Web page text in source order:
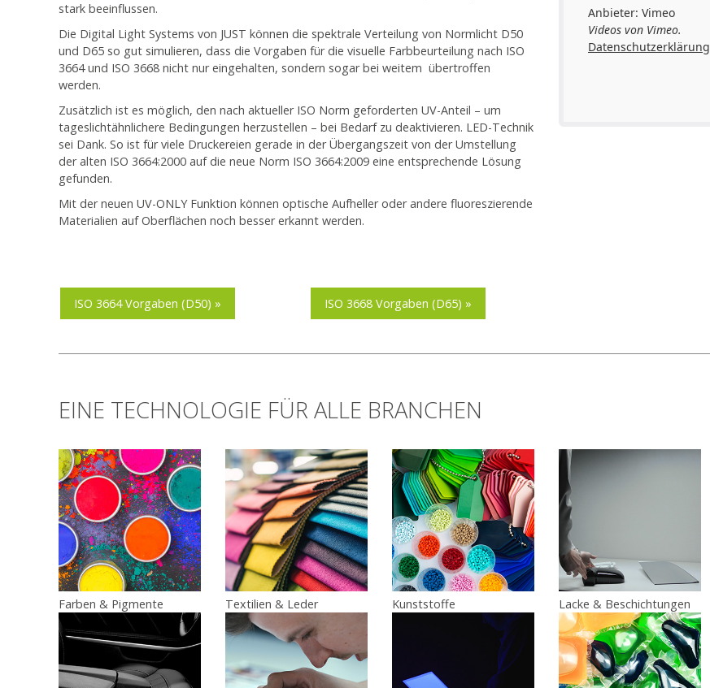
stark beeinflussen.
Die Digital Light Systems von JUST können die spektrale Verteilung von Normlicht D50
und D65 so gut simulieren, dass die Vorgaben für die visuelle Farbbeurteilung nach ISO
3664 und ISO 3668 nicht nur eingehalten, sondern sogar bei weitem übertroffen
werden.
Zusätzlich ist es möglich, den nach aktueller ISO Norm geforderten UV-Anteil – um
tageslichtähnlichere Bedingungen herzustellen – bei Bedarf zu deaktivieren. LED-Technik
sei Dank. So ist für viele Druckereien gerade in der Übergangszeit von der Umstellung
der alten ISO 3664:2000 auf die neue Norm ISO 3664:2009 eine entsprechende Lösung
gefunden.
Mit der neuen UV-ONLY Funktion können optische Aufheller oder andere fluoreszierende
Materialien auf Oberflächen noch besser erkannt werden.
Anbieter: Vimeo
Videos von Vimeo.
Datenschutzerklärung
ISO 3664 Vorgaben (D50) » ISO 3668 Vorgaben (D65) »
EINE TECHNOLOGIE FÜR ALLE BRANCHEN
Farben & Pigmente Textilien & Leder Kunststoffe Lacke & Beschichtungen